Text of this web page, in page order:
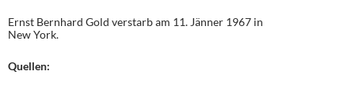
Ernst Bernhard Gold verstarb am 11. Jänner 1967 in
New York.
Quellen: